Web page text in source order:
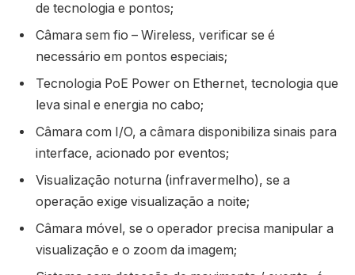
de tecnologia e pontos;
Câmara sem fio – Wireless, verificar se é
necessário em pontos especiais;
Tecnologia PoE Power on Ethernet, tecnologia que
leva sinal e energia no cabo;
Câmara com I/O, a câmara disponibiliza sinais para
interface, acionado por eventos;
Visualização noturna (infravermelho), se a
operação exige visualização a noite;
Câmara móvel, se o operador precisa manipular a
visualização e o zoom da imagem;